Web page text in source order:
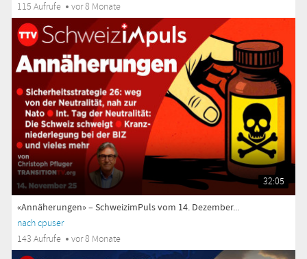
115 Aufrufe
vor 8 Monate
32:05
«Annäherungen» – SchweizimPuls vom 14. Dezember...
nach cpuser
143 Aufrufe
vor 8 Monate